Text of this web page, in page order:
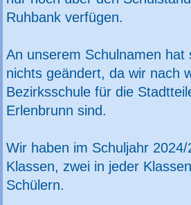
Ruhbank verfügen.
An unserem Schulnamen hat
nichts geändert, da wir nach
Bezirksschule für die
Erlenbrunn sind.
Wir haben im Schuljahr
Klassen, zwei in jeder
Schülern.